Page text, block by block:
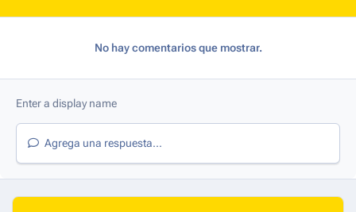
No hay comentarios que mostrar.
Agrega una respuesta...